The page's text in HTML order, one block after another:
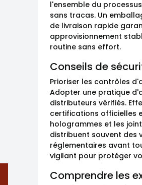
l'ensemble du
sans tracas. Un
de livraison rapide
approvisionnement
routine sans effort.
Conseils de
Prioriser les contrôles
Adopter une pratique
distributeurs vérifiés.
certifications officielles
hologrammes et les
distribuent souvent des
réglementaires avant
vigilant pour protéger
Comprendre les